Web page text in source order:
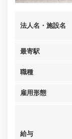
法人名・施設名
最寄駅
職種
雇用形態
給与